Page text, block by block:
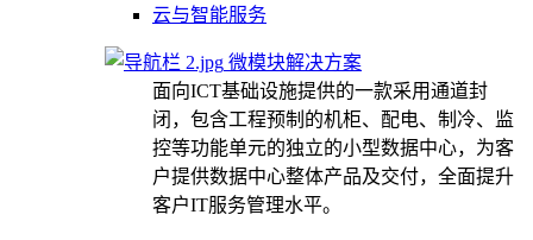
云与智能服务
微模块解决方案
面向ICT基础设施提供的一款采用通道封
闭，包含工程预制的机柜、配电、制冷、监
控等功能单元的独立的小型数据中心，为客
户提供数据中心整体产品及交付，全面提升
客户IT服务管理水平。